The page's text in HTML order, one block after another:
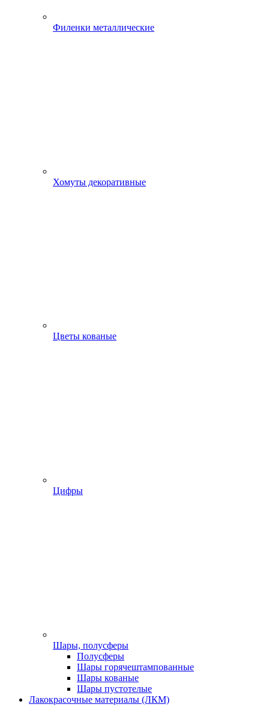
Филенки металлические
Хомуты декоративные
Цветы кованые
Цифры
Шары, полусферы
Полусферы
Шары горячештампованные
Шары кованые
Шары пустотелые
Лакокрасочные материалы (ЛКМ)